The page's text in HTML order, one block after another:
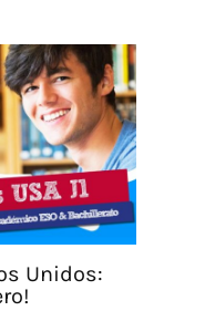
Unidos: